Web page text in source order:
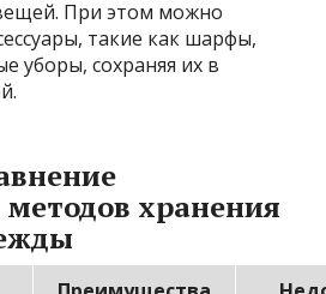
При этом можно
такие как шарфы,
уборы, сохраняя их в
хранения